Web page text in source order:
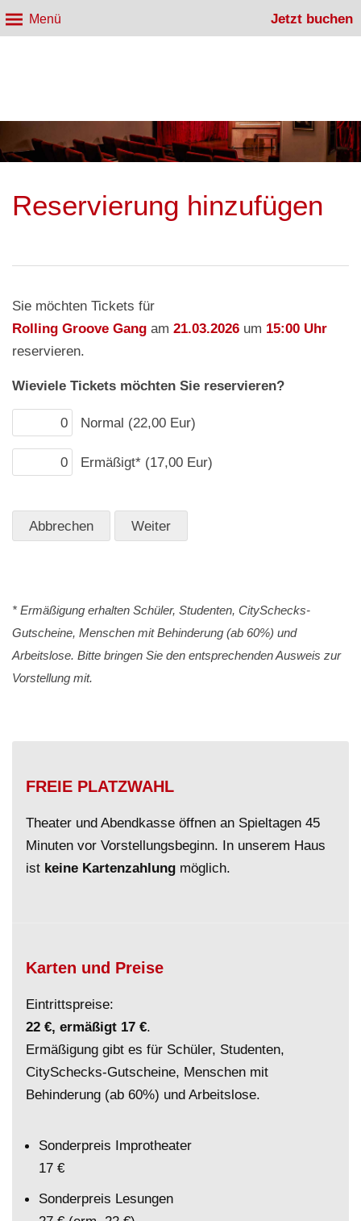
Menü Jetzt buchen
Reservierung hinzufügen
Sie möchten Tickets für
Rolling Groove Gang am 21.03.2026 um 15:00 Uhr
reservieren.
Wieviele Tickets möchten Sie reservieren?
Normal (22,00 Eur)
Ermäßigt* (17,00 Eur)
* Ermäßigung erhalten Schüler, Studenten, CitySchecks-
Gutscheine, Menschen mit Behinderung (ab 60%) und
Arbeitslose. Bitte bringen Sie den entsprechenden Ausweis zur
Vorstellung mit.
FREIE PLATZWAHL
Theater und Abendkasse öffnen an Spieltagen 45
Minuten vor Vorstellungsbeginn. In unserem Haus
ist keine Kartenzahlung möglich.
Karten und Preise
Eintrittspreise:
22 €, ermäßigt 17 €.
Ermäßigung gibt es für Schüler, Studenten,
CitySchecks-Gutscheine, Menschen mit
Behinderung (ab 60%) und Arbeitslose.
Sonderpreis Improtheater
17 €
Sonderpreis Lesungen